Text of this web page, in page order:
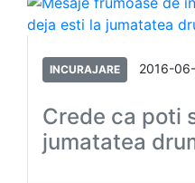
INCURAJARE 2016-
Crede ca poti
jumatatea